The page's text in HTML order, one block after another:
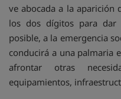
ve abocada a la aparición
los dos dígitos para dar
posible, a la emergencia
conducirá a una palmaria
afrontar otras
equipamientos,